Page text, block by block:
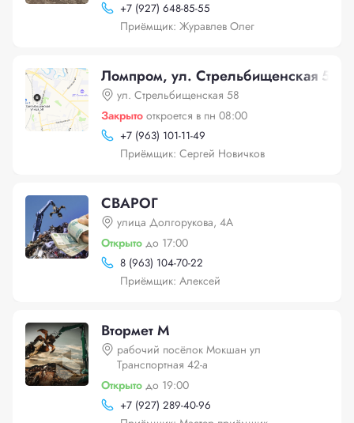
+7 (927) 648-85-55
Приёмщик: Журавлев Олег
Ломпром, ул. Стрельбищенская 58
ул. Стрельбищенская 58
Закрыто откроется в пн 08:00
+7 (963) 101-11-49
Приёмщик: Сергей Новичков
СВАРОГ
улица Долгорукова, 4А
Открыто до 17:00
8 (963) 104-70-22
Приёмщик: Алексей
Втормет М
рабочий посёлок Мокшан ул
Транспортная 42-а
Открыто до 19:00
+7 (927) 289-40-96